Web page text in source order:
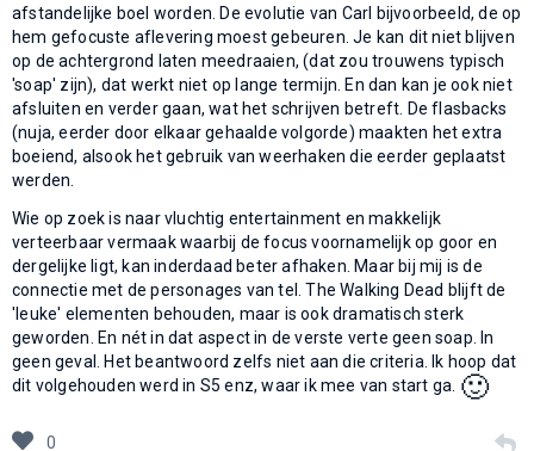
afstandelijke boel worden. De evolutie van Carl bijvoorbeeld, de op
hem gefocuste aflevering moest gebeuren. Je kan dit niet blijven
op de achtergrond laten meedraaien, (dat zou trouwens typisch
'soap' zijn), dat werkt niet op lange termijn. En dan kan je ook niet
afsluiten en verder gaan, wat het schrijven betreft. De flasbacks
(nuja, eerder door elkaar gehaalde volgorde) maakten het extra
boeiend, alsook het gebruik van weerhaken die eerder geplaatst
werden.
Wie op zoek is naar vluchtig entertainment en makkelijk
verteerbaar vermaak waarbij de focus voornamelijk op goor en
dergelijke ligt, kan inderdaad beter afhaken. Maar bij mij is de
connectie met de personages van tel. The Walking Dead blijft de
'leuke' elementen behouden, maar is ook dramatisch sterk
geworden. En nét in dat aspect in de verste verte geen soap. In
geen geval. Het beantwoord zelfs niet aan die criteria. Ik hoop dat
dit volgehouden werd in S5 enz, waar ik mee van start ga. 🙂
0